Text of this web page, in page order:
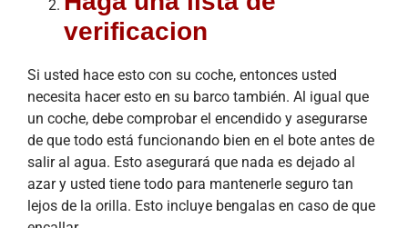
verificacion
Si usted hace esto con su coche, entonces usted
necesita hacer esto en su barco también. Al igual que
un coche, debe comprobar el encendido y asegurarse
de que todo está funcionando bien en el bote antes de
salir al agua. Esto asegurará que nada es dejado al
azar y usted tiene todo para mantenerle seguro tan
lejos de la orilla. Esto incluye bengalas en caso de que